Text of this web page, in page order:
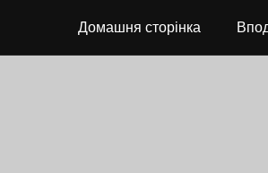
Домашня сторінка